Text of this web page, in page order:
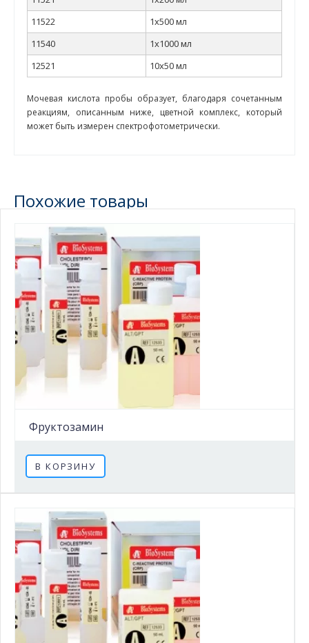
11522
1x500 мл
11540
1x1000 мл
12521
10x50 мл
Мочевая кислота пробы образует, благодаря сочетанным
реакциям, описанным ниже, цветной комплекс, который
может быть измерен спектрофотометрически.
Похожие товары
Фруктозамин
В КОРЗИНУ